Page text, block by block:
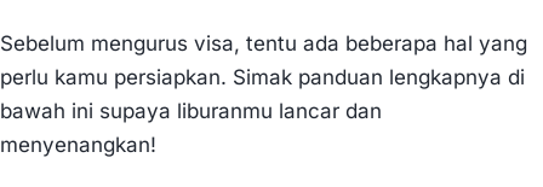
Sebelum mengurus visa, tentu ada beberapa hal yang
perlu kamu persiapkan. Simak panduan lengkapnya di
bawah ini supaya liburanmu lancar dan
menyenangkan!